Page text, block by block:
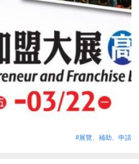
#展覽、補助、申請